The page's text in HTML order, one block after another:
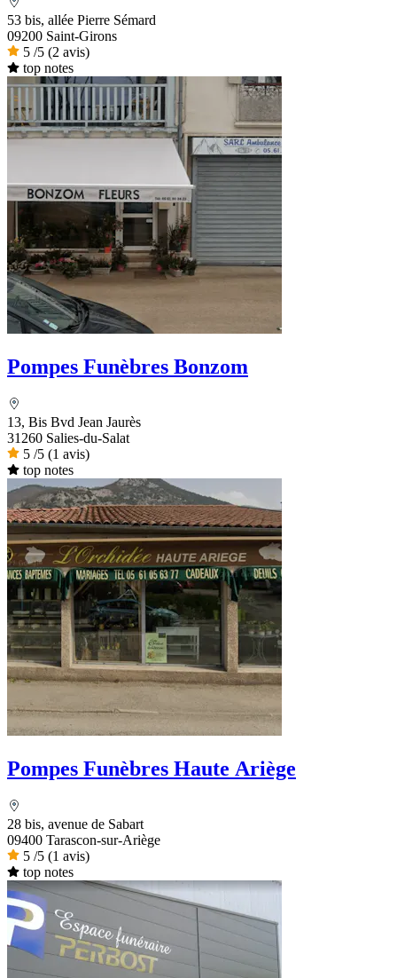
53 bis, allée Pierre Sémard
09200 Saint-Girons
5 /5 (2 avis)
top notes
Pompes Funèbres Bonzom
13, Bis Bvd Jean Jaurès
31260 Salies-du-Salat
5 /5 (1 avis)
top notes
Pompes Funèbres Haute Ariège
28 bis, avenue de Sabart
09400 Tarascon-sur-Ariège
5 /5 (1 avis)
top notes